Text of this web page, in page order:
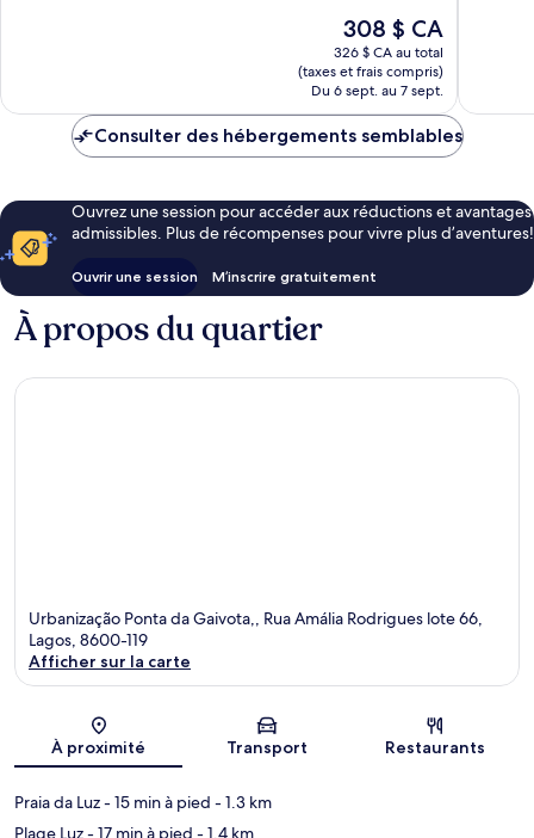
Le
prix
est
de
308 $ CA
308 $ CA
326 $ CA au total
(taxes et frais compris)
Du 6 sept. au 7 sept.
Consulter des hébergements semblables
Ouvrez une session pour accéder aux réductions et avantages
admissibles. Plus de récompenses pour vivre plus d’aventures!
Ouvrir une session M’inscrire gratuitement
À propos du quartier
Urbanização Ponta da Gaivota,, Rua Amália Rodrigues lote 66,
Lagos, 8600-119
Afficher sur la carte
À proximité Transport Restaurants
Praia da Luz- 15 min à pied - 1.3 km
Plage Luz- 17 min à pied - 1.4 km